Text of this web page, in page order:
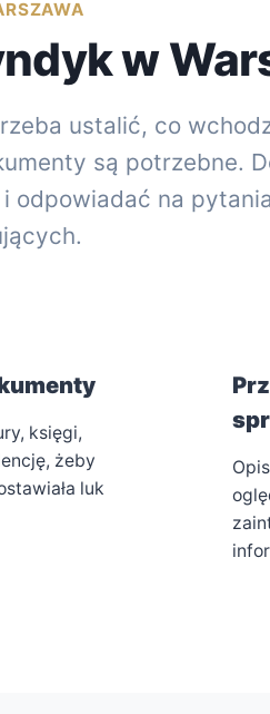
w
ustalić, co
są potrzebne.
odpowiadać na
księgi,
żeby
luk